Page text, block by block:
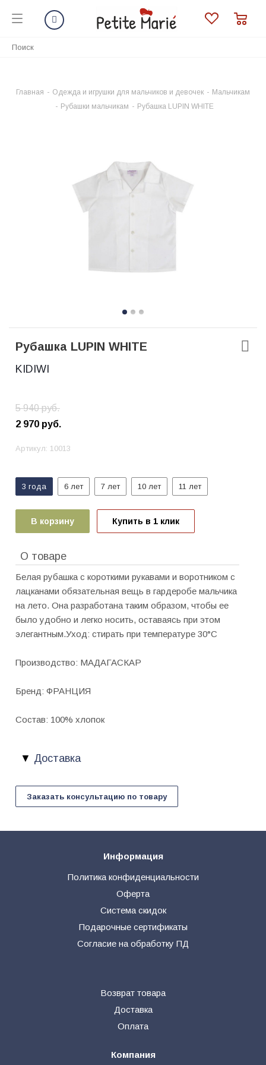
Главная - Одежда и игрушки для мальчиков и девочек - Мальчикам
- Рубашки мальчикам - Рубашка LUPIN WHITE
Рубашка LUPIN WHITE
KIDIWI
5 940руб.
2 970 руб.
Артикул: 10013
3 года 6 лет 7 лет 10 лет 11 лет
В корзину Купить в 1 клик
О товаре
Белая рубашка с короткими рукавами и воротником с
лацканами обязательная вещь в гардеробе мальчика
на лето. Она разработана таким образом, чтобы ее
было удобно и легко носить, оставаясь при этом
элегантным.Уход: стирать при температуре 30°C
Производство: МАДАГАСКАР
Бренд: ФРАНЦИЯ
Состав: 100% хлопок
Доставка
Заказать консультацию по товару
Информация
Политика конфиденциальности
Оферта
Система скидок
Подарочные сертификаты
Согласие на обработку ПД
Возврат товара
Доставка
Оплата
Компания